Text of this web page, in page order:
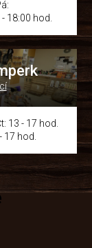
18:00 hod.
13 - 17 hod.
17 hod.